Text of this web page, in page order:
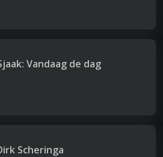
Vandaag de dag
Scheringa